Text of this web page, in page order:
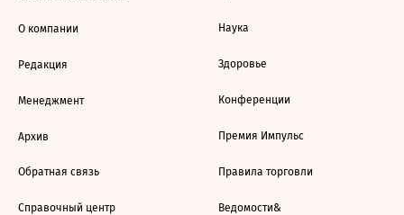
О компании
Редакция
Менеджмент
Архив
Обратная связь
Справочный центр
Наука
Здоровье
Конференции
Премия Импульс
Правила торговли
Ведомости&